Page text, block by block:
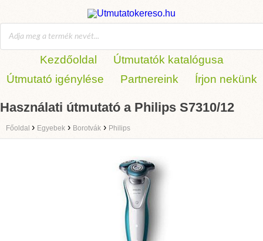
Kezdőoldal
Útmutatók katalógusa
Útmutató igénylése
Partnereink Írjon nekünk
Használati útmutató a Philips S7310/12
Főoldal › Egyebek › Borotvák › Philips